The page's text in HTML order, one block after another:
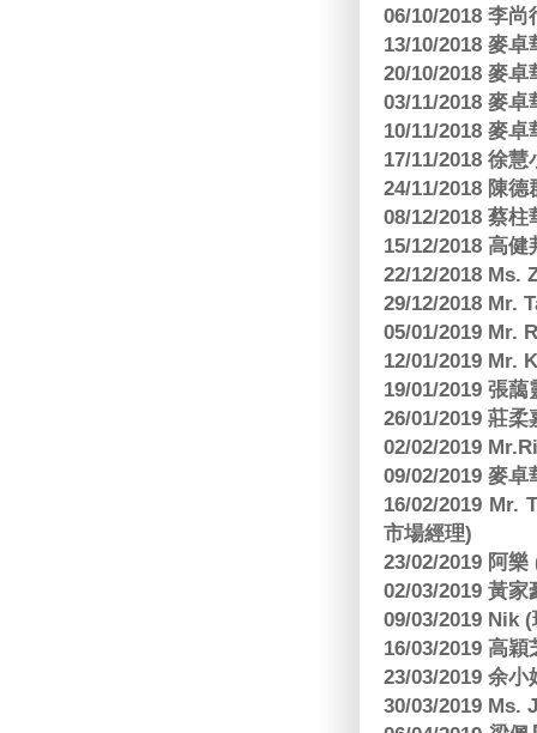
06/10/2018 李
13/10/2018 麥
20/10/2018 麥
03/11/2018 麥
10/11/2018 麥
17/11/2018 徐
24/11/2018 陳
08/12/2018 蔡
15/12/2018 高
22/12/2018 Ms.
29/12/2018 Mr.
05/01/2019 Mr.
12/01/2019 Mr.
19/01/2019 張
26/01/2019 莊
02/02/2019
09/02/2019 麥
16/02/2019 Mr.
市場經理)
23/02/2019 阿
02/03/2019 黃
09/03/2019 Nik
16/03/2019 高
23/03/2019 余
30/03/2019 Ms.